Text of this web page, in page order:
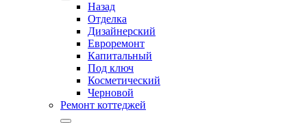
Назад
Отделка
Дизайнерский
Евроремонт
Капитальный
Под ключ
Косметический
Черновой
Ремонт коттеджей